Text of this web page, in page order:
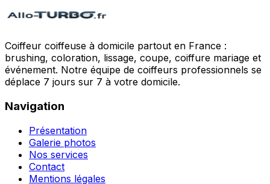
Coiffeur coiffeuse à domicile partout en France :
brushing, coloration, lissage, coupe, coiffure mariage et
événement. Notre équipe de coiffeurs professionnels se
déplace 7 jours sur 7 à votre domicile.
Navigation
Présentation
Galerie photos
Nos services
Contact
Mentions légales